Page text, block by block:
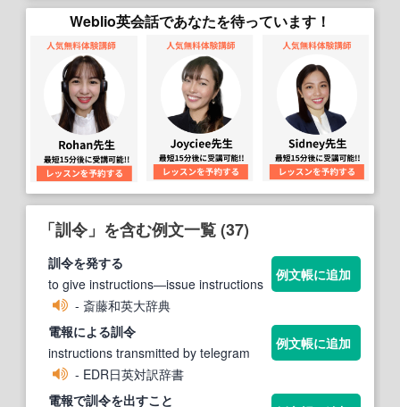
Weblio英会話であなたを待っています！
「訓令」を含む例文一覧 (37)
訓令を発する
to give instructions―issue instructions
- 斎藤和英大辞典
例文帳に追加
電報による訓令
instructions transmitted by telegram
- EDR日英対訳辞書
例文帳に追加
電報で訓令を出すこと